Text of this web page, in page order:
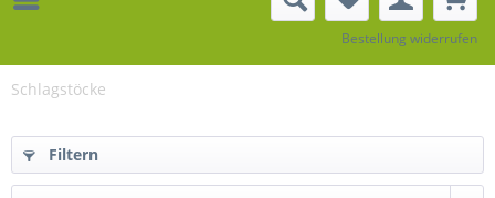
Bestellung widerrufen
Schlagstöcke
Filtern